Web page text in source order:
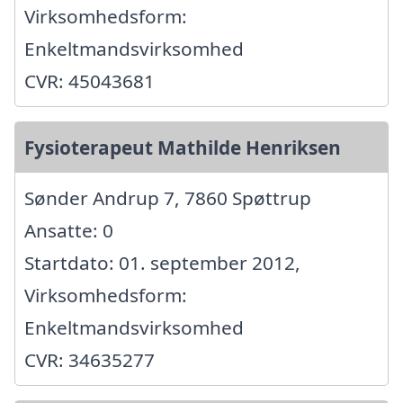
Virksomhedsform:
Enkeltmandsvirksomhed
CVR: 45043681
Fysioterapeut Mathilde Henriksen
Sønder Andrup 7, 7860 Spøttrup
Ansatte: 0
Startdato: 01. september 2012,
Virksomhedsform:
Enkeltmandsvirksomhed
CVR: 34635277